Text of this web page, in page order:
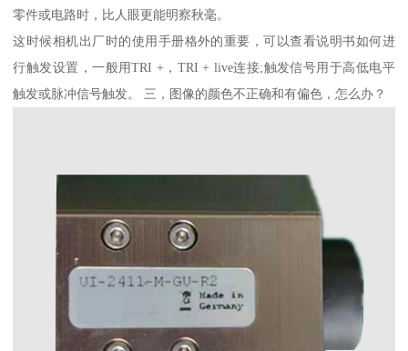
零件或电路时，比人眼更能明察秋毫。
这时候相机出厂时的使用手册格外的重要，可以查看说明书如何进
行触发设置，一般用TRI +，TRI + live连接;触发信号用于高低电平
触发或脉冲信号触发。 三，图像的颜色不正确和有偏色，怎么办？